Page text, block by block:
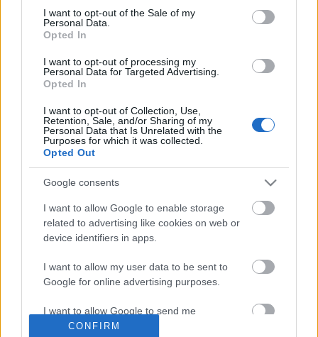
consent section.
I want to opt-out of the Sale of my
Personal Data.
Opted In
I want to opt-out of processing my
Personal Data for Targeted Advertising.
Opted In
I want to opt-out of Collection, Use,
Retention, Sale, and/or Sharing of my
Personal Data that Is Unrelated with the
Purposes for which it was collected.
Opted Out
Google consents
I want to allow Google to enable storage
related to advertising like cookies on web or
device identifiers in apps.
I want to allow my user data to be sent to
Google for online advertising purposes.
I want to allow Google to send me
personalized advertising.
CONFIRM
Eddie kaliforniai barátnői (The Iron
Maidens a Dürer-kertben)
HORNER•2019. május 05.
Meglepetések sorát hozta a szombat esti koncert.
Először is, alig találtam parkolóhelyet a Dürer-kert
környékén (mi a szösz?...), másodszor, na nézd csak,
a nagyteremben lép föl a The Iron Maidens (én a
bulira), harmadjára kiderült hogy előzenekar is
Fantomok az Arénában (Iron Maiden